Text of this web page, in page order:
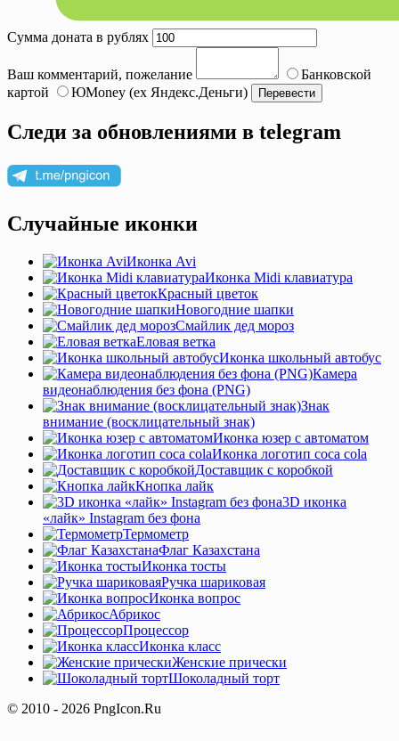
Сумма доната в рублях
Ваш комментарий, пожелание
Банковской
картой
ЮMoney (ex Яндекс.Деньги)
Следи за обновлениями в telegram
Случайные иконки
Иконка Avi
Иконка Midi клавиатура
Красный цветок
Новогодние шапки
Смайлик дед мороз
Еловая ветка
Иконка школьный автобус
Камера
видеонаблюдения без фона (PNG)
Знак
внимание (восклицательный знак)
Иконка юзер с автоматом
Иконка логотип coca cola
Доставщик с коробкой
Кнопка лайк
3D иконка
«лайк» Instagram без фона
Термометр
Флаг Казахстана
Иконка тосты
Ручка шариковая
Иконка вопрос
Абрикос
Процессор
Иконка класс
Женские прически
Шоколадный торт
© 2010 - 2026 PngIcon.Ru